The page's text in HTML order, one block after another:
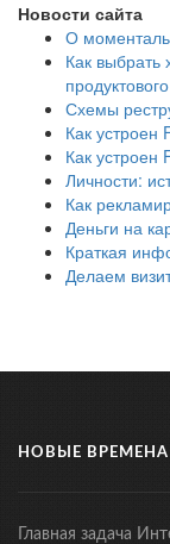
Новости сайта
О
Как выбрать
Схемы
Как устроен
Как устроен
Личности:
Как
Деньги на
Краткая
Делаем
НОВЫЕ ВРЕМЕНА
Главная задача